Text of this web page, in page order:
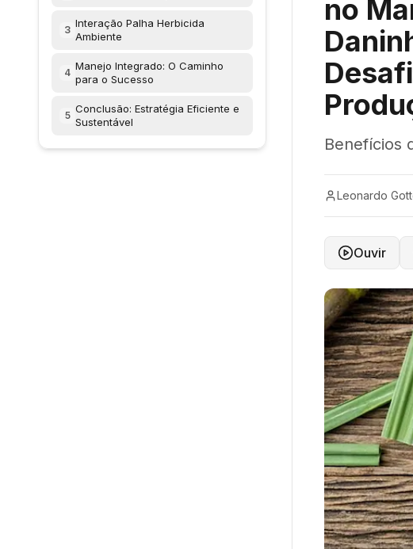
3
Interação Palha Herbicida
Ambiente
4
Manejo Integrado: O Caminho
para o Sucesso
5
Conclusão: Estratégia Eficiente e
Sustentável
no
Benefícios
Leonardo
Ouvir